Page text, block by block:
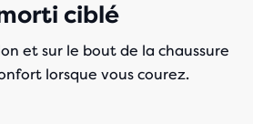
ciblé
et sur le bout de la chaussure
lorsque vous courez.